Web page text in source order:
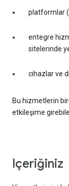
platformlar
entegre
sitelerinde
cihazlar ve
Bu hizmetlerin
etkileşime
içeriğiniz